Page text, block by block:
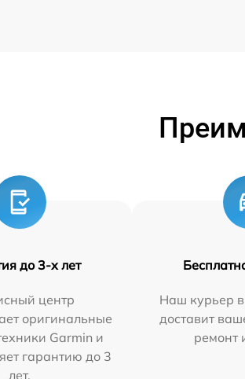
до 3-х лет
центр
оригинальные
Garmin и
гарантию до 3
лет.
Наш курьер
доставит
ремонт